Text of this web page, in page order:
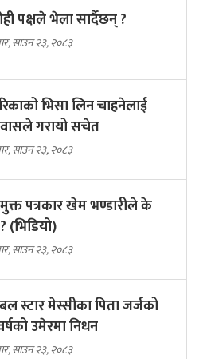
पक्षले भेला सार्दैछन् ?
साउन २३, २०८३
भिसा लिन चाहनेलाई
गरायो सचेत
साउन २३, २०८३
पत्रकार खेम भण्डारीले के
(भिडियो)
साउन २३, २०८३
स्टार मेस्सीका पिता जर्जको
उमेरमा निधन
साउन २३, २०८३